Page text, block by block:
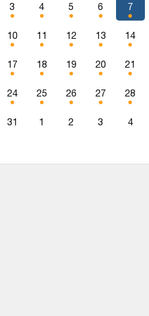
3 4 5 6 7
10 11 12 13 14
17 18 19 20 21
24 25 26 27 28
31 1 2 3 4